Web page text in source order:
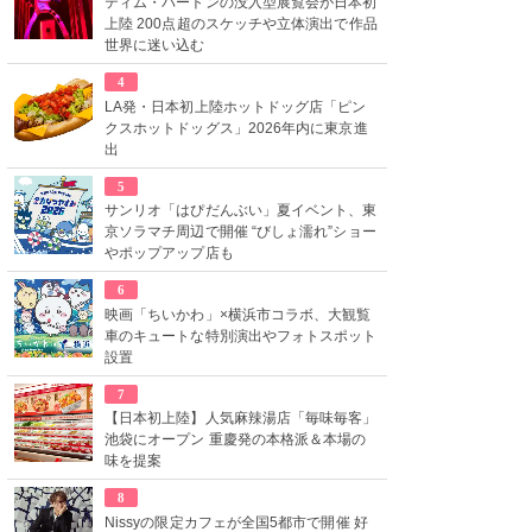
上陸 200点超のスケッチや立体演出で作品
世界に迷い込む
4
LA発・日本初上陸ホットドッグ店「ピン
クスホットドッグス」2026年内に東京進
出
5
サンリオ「はぴだんぶい」夏イベント、東
京ソラマチ周辺で開催 “びしょ濡れ”ショー
やポップアップ店も
6
映画「ちいかわ」×横浜市コラボ、大観覧
車のキュートな特別演出やフォトスポット
設置
7
【日本初上陸】人気麻辣湯店「毎味毎客」
池袋にオープン 重慶発の本格派＆本場の
味を提案
8
Nissyの限定カフェが全国5都市で開催 好